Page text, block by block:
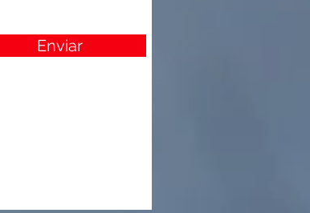
Enviar